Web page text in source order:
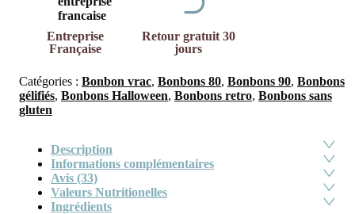
Entreprise
Française
Retour gratuit 30
jours
Catégories : Bonbon vrac, Bonbons 80, Bonbons 90, Bonbons
gélifiés, Bonbons Halloween, Bonbons retro, Bonbons sans
gluten
Description
Informations complémentaires
Avis (33)
Valeurs Nutritionelles
Ingrédients